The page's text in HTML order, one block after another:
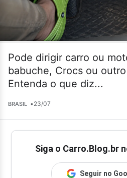
Pode dirigir carro ou
babuche, Crocs ou
Entenda o que diz...
BRASIL •23/07
Siga o Carro.Blog.br
Seguir no